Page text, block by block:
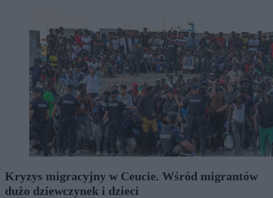
Kryzys migracyjny w Ceucie. Wśród migrantów
dużo dziewczynek i dzieci